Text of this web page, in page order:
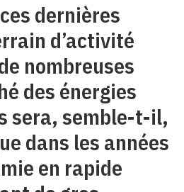
dernières
d’activité
nombreuses
des énergies
sera, semble-t-il,
dans les années
en rapide